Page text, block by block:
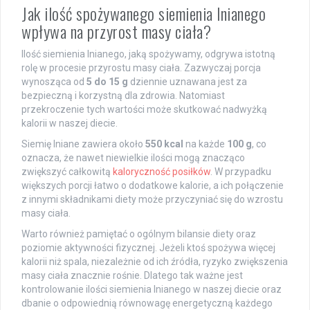
Jak ilość spożywanego siemienia lnianego
wpływa na przyrost masy ciała?
Ilość siemienia lnianego, jaką spożywamy, odgrywa istotną
rolę w procesie przyrostu masy ciała. Zazwyczaj porcja
wynosząca od 5 do 15 g dziennie uznawana jest za
bezpieczną i korzystną dla zdrowia. Natomiast
przekroczenie tych wartości może skutkować nadwyżką
kalorii w naszej diecie.
Siemię lniane zawiera około 550 kcal na każde 100 g, co
oznacza, że nawet niewielkie ilości mogą znacząco
zwiększyć całkowitą kaloryczność posiłków . W przypadku
większych porcji łatwo o dodatkowe kalorie, a ich połączenie
z innymi składnikami diety może przyczyniać się do wzrostu
masy ciała.
Warto również pamiętać o ogólnym bilansie diety oraz
poziomie aktywności fizycznej. Jeżeli ktoś spożywa więcej
kalorii niż spala, niezależnie od ich źródła, ryzyko zwiększenia
masy ciała znacznie rośnie. Dlatego tak ważne jest
kontrolowanie ilości siemienia lnianego w naszej diecie oraz
dbanie o odpowiednią równowagę energetyczną każdego